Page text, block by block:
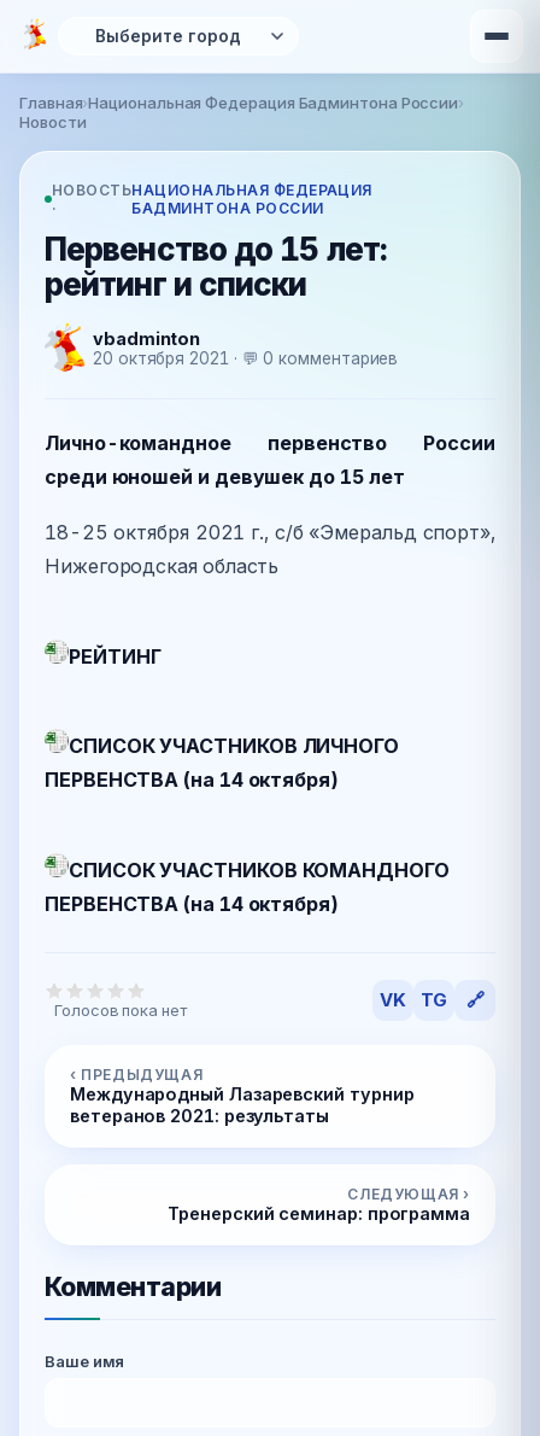
Перейти к основному содержанию
Вы здесь
Главная›Национальная Федерация Бадминтона России›
Новости
НОВОСТЬ
·
НАЦИОНАЛЬНАЯ ФЕДЕРАЦИЯ
БАДМИНТОНА РОССИИ
Первенство до 15 лет:
рейтинг и списки
vbadminton
20 октября 2021 · 💬 0 комментариев
Лично-командное первенство России
среди юношей и девушек до 15 лет
18-25 октября 2021 г., с/б «Эмеральд спорт»,
Нижегородская область
РЕЙТИНГ
СПИСОК УЧАСТНИКОВ ЛИЧНОГО
ПЕРВЕНСТВА (на 14 октября)
СПИСОК УЧАСТНИКОВ КОМАНДНОГО
ПЕРВЕНСТВА (на 14 октября)
Голосов пока нет VK TG 🔗
‹ ПРЕДЫДУЩАЯ
Международный Лазаревский турнир
ветеранов 2021: результаты
СЛЕДУЮЩАЯ ›
Тренерский семинар: программа
Комментарии
Ваше имя